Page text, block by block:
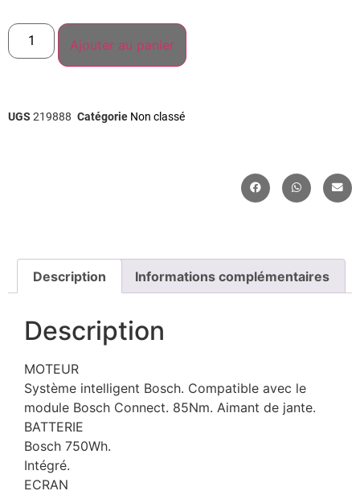
Ajouter au panier
UGS 219888 Catégorie Non classé
Description Informations complémentaires
Description
MOTEUR
Système intelligent Bosch. Compatible avec le
module Bosch Connect. 85Nm. Aimant de jante.
BATTERIE
Bosch 750Wh.
Intégré.
ECRAN